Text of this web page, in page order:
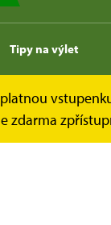
Tipy na výlet